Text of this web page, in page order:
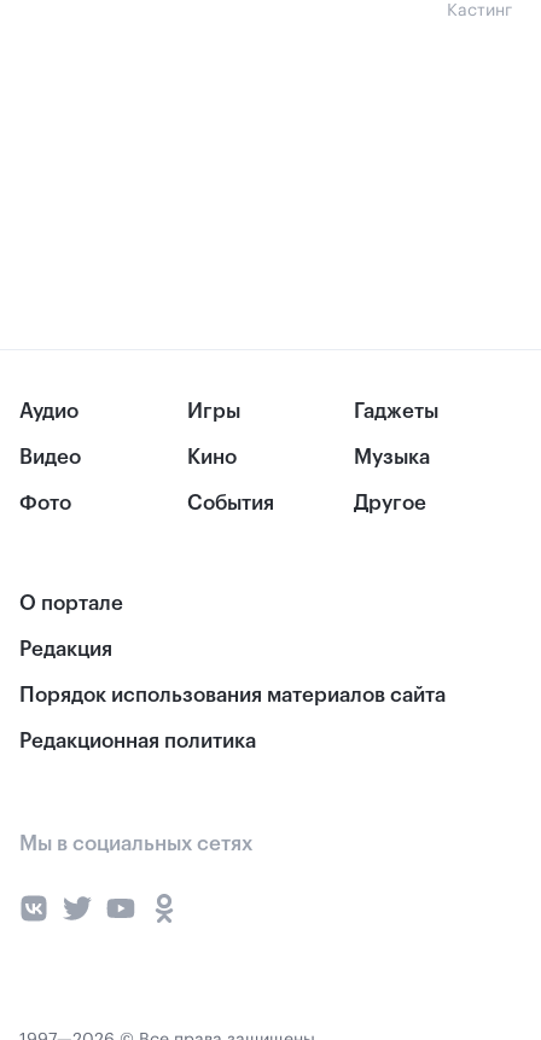
Кастинг
Аудио
Видео
Фото
Игры
Кино
События
Гаджеты
Музыка
Другое
О портале
Редакция
Порядок использования материалов сайта
Редакционная политика
Мы в социальных сетях